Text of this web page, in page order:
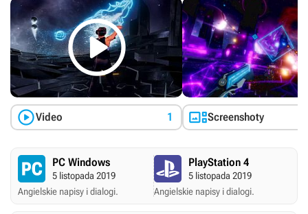

Video 1 Screenshoty
PC Windows
5 listopada 2019
Angielskie napisy i dialogi.
PlayStation 4
5 listopada 2019
Angielskie napisy i dialogi.